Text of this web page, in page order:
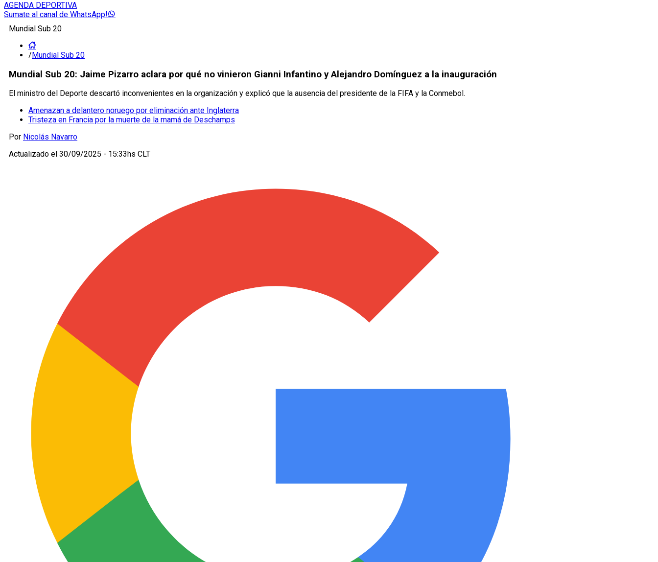
AGENDA DEPORTIVA
Sumate al canal de WhatsApp!
Mundial Sub 20
/Mundial Sub 20
Mundial Sub 20: Jaime Pizarro aclara por qué no vinieron Gianni Infantino y Alejandro Domínguez a la inauguración
El ministro del Deporte descartó inconvenientes en la organización y explicó que la ausencia del presidente de la FIFA y la Conmebol.
Amenazan a delantero noruego por eliminación ante Inglaterra
Tristeza en Francia por la muerte de la mamá de Deschamps
Por Nicolás Navarro
Actualizado el 30/09/2025 - 15:33hs CLT